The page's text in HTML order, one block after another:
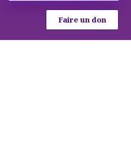
Faire un don